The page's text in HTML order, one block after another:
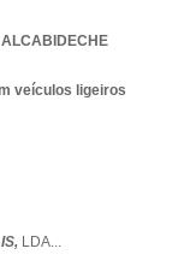
ALCABIDECHE
veículos ligeiros
LDA...